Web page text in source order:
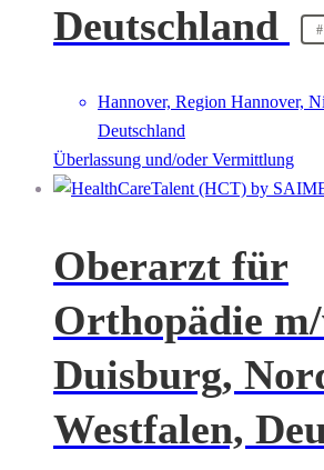
Deutschland
Hannover, Region Hannover,
Deutschland
Überlassung und/oder Vermittlung
Oberarzt für
Orthopädie
Duisburg,
Westfalen,